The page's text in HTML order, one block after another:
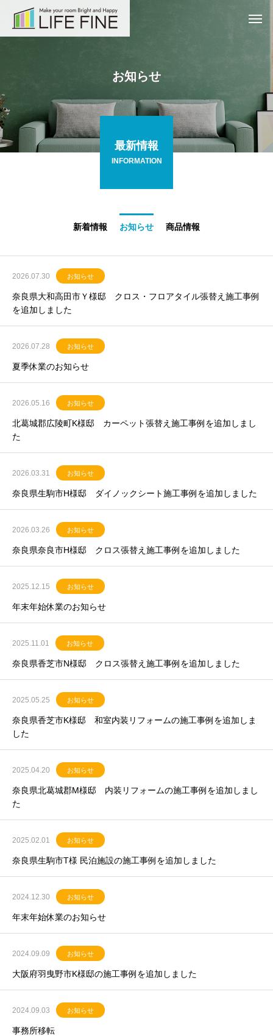
お知らせ
最新情報
INFORMATION
新着情報 お知らせ 商品情報
2026.07.30 お知らせ
奈良県大和高田市Ｙ様邸 クロス・フロアタイル張替え施工事例
を追加しました
2026.07.28 お知らせ
夏季休業のお知らせ
2026.05.16 お知らせ
北葛城郡広陵町K様邸 カーペット張替え施工事例を追加しまし
た
2026.03.31 お知らせ
奈良県生駒市H様邸 ダイノックシート施工事例を追加しました
2026.03.26 お知らせ
奈良県奈良市H様邸 クロス張替え施工事例を追加しました
2025.12.15 お知らせ
年末年始休業のお知らせ
2025.11.01 お知らせ
奈良県香芝市N様邸 クロス張替え施工事例を追加しました
2025.05.25 お知らせ
奈良県香芝市K様邸 和室内装リフォームの施工事例を追加しま
した
2025.04.20 お知らせ
奈良県北葛城郡M様邸 内装リフォームの施工事例を追加しまし
た
2025.02.01 お知らせ
奈良県生駒市T様 民泊施設の施工事例を追加しました
2024.12.30 お知らせ
年末年始休業のお知らせ
2024.09.09 お知らせ
大阪府羽曳野市K様邸の施工事例を追加しました
2024.09.03 お知らせ
事務所移転